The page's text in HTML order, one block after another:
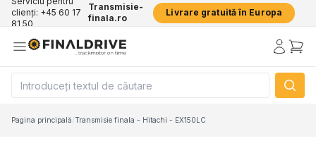
clienți: +45 60 17
81 50
Transmisie-
finala.ro
Livrare gratuită în Europa
Pagina principală/Transmisie finala - Hitachi - EX150LC